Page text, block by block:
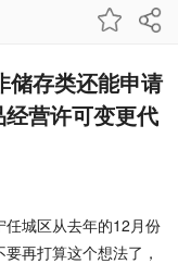
储存类还能申请
营许可变更代
城区从去年的12月份
再打算这个想法了，